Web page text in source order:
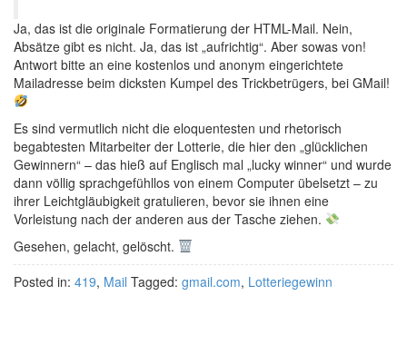
Ja, das ist die originale Formatierung der HTML-Mail. Nein,
Absätze gibt es nicht. Ja, das ist „aufrichtig“. Aber sowas von!
Antwort bitte an eine kostenlos und anonym eingerichtete
Mailadresse beim dicksten Kumpel des Trickbetrügers, bei GMail!
Es sind vermutlich nicht die eloquentesten und rhetorisch
begabtesten Mitarbeiter der Lotterie, die hier den „glücklichen
Gewinnern“ – das hieß auf Englisch mal „lucky winner“ und wurde
dann völlig sprachgefühllos von einem Computer übelsetzt – zu
ihrer Leichtgläubigkeit gratulieren, bevor sie ihnen eine
Vorleistung nach der anderen aus der Tasche ziehen.
Gesehen, gelacht, gelöscht.
Posted in: 419, Mail Tagged: gmail.com, Lotteriegewinn